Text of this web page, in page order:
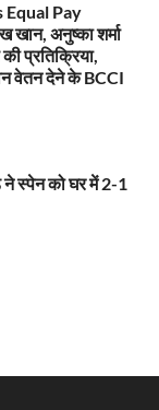
Equal Pay
खान, अनुष्का शर्मा
प्रतिक्रिया,
वेतन देने के BCCI
स्पेन को घर में 2-1